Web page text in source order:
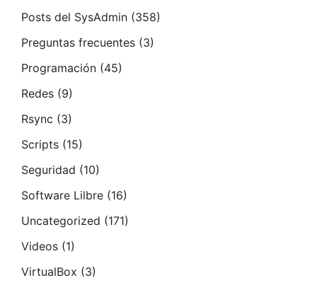
Posts del SysAdmin (358)
Preguntas frecuentes (3)
Programación (45)
Redes (9)
Rsync (3)
Scripts (15)
Seguridad (10)
Software Lilbre (16)
Uncategorized (171)
Videos (1)
VirtualBox (3)